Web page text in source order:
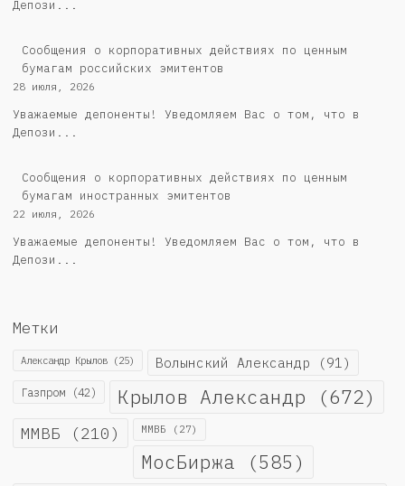
Депози...
Cообщения о корпоративных действиях по ценным
бумагам российских эмитентов
28 июля, 2026
Уважаемые депоненты! Уведомляем Вас о том, что в
Депози...
Сообщения о корпоративных действиях по ценным
бумагам иностранных эмитентов
22 июля, 2026
Уважаемые депоненты! Уведомляем Вас о том, что в
Депози...
Метки
Александр Крылов (25) Волынский Александр (91)
Газпром (42) Крылов Александр (672)
ММВБ (210) ММВБ (27)
МосБиржа (585)